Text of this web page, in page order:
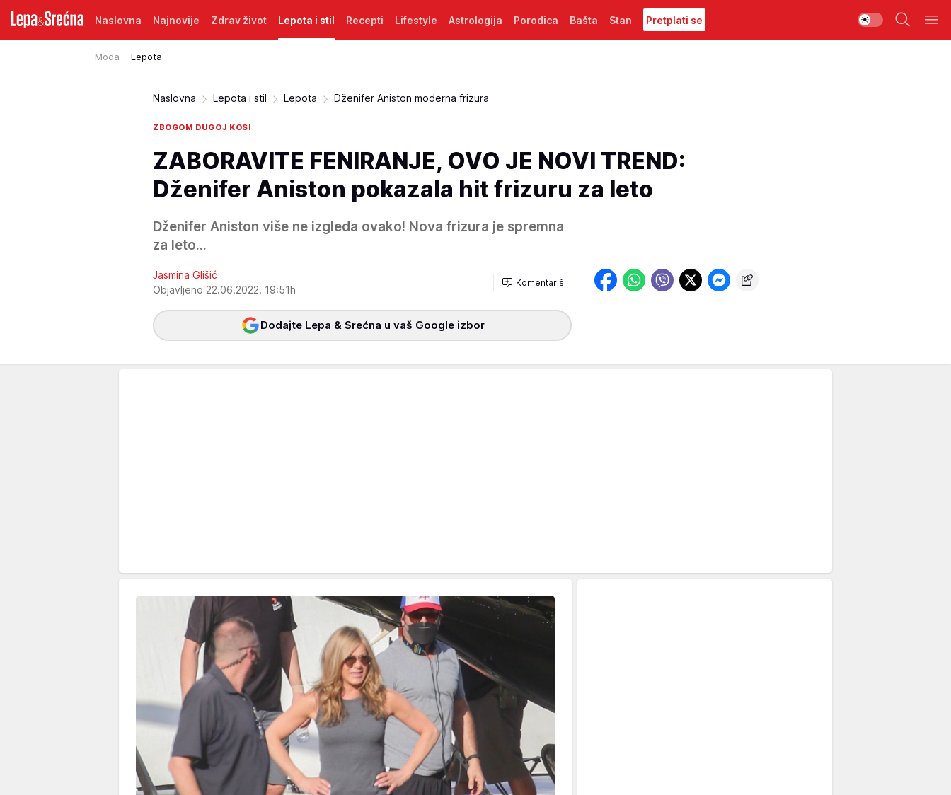
Naslovna Najnovije Zdrav život Lepota i stil
Moda Lepota
Recepti Lifestyle Astrologija Porodica Bašta Stan Pretplati se
Naslovna Lepota i stil Lepota Dženifer Aniston moderna frizura
ZBOGOM DUGOJ KOSI
ZABORAVITE FENIRANJE, OVO JE NOVI TREND:
Dženifer Aniston pokazala hit frizuru za leto
Dženifer Aniston više ne izgleda ovako! Nova frizura je spremna
za leto...
Jasmina Glišić
Objavljeno 22.06.2022. 19:51h
Komentariši
Dodajte Lepa & Srećna u vaš Google izbor